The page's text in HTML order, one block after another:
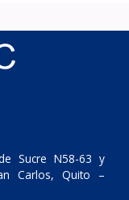
Sucre N58-63 y
Carlos, Quito –